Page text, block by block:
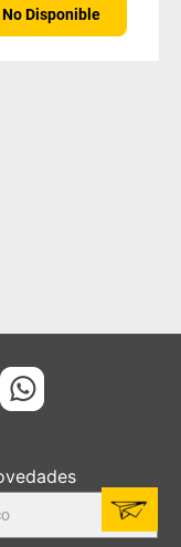
No Disponible